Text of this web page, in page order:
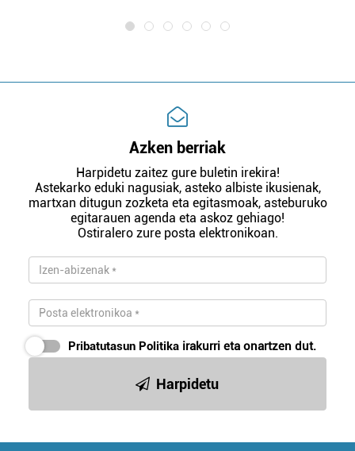
Azken berriak
Harpidetu zaitez gure buletin irekira!
Astekarko eduki nagusiak, asteko albiste ikusienak,
martxan ditugun zozketa eta egitasmoak, asteburuko
egitarauen agenda eta askoz gehiago!
Ostiralero zure posta elektronikoan.
Pribatutasun Politika irakurri eta onartzen dut.
Harpidetu